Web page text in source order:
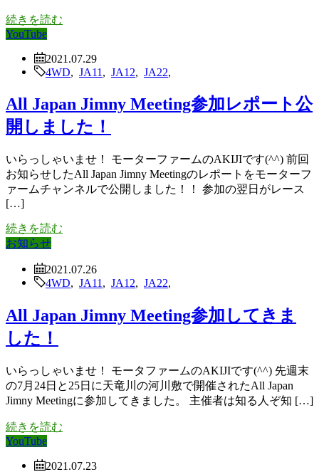
続きを読む
YouTube
2021.07.29
4WD
JA11 JA12 JA22
All Japan Jimny Meeting参加レポート公
開しました！
いらっしゃいませ！ モーターファームのAKIJIです(^^) 前回
お知らせしたAll Japan Jimny Meetingのレポートをモーターフ
ァームチャンネルで公開しました！！ 参加の翌日がレース
[…]
続きを読む
お知らせ
2021.07.26
4WD
JA11 JA12 JA22
All Japan Jimny Meeting参加してきま
した！
いらっしゃいませ！ モータファームのAKIJIです(^^) 先週末
の7月24日と25日に天竜川の河川敷で開催されたAll Japan
Jimny Meetingに参加してきました。 主催者は知る人ぞ知 […]
続きを読む
YouTube
2021.07.23